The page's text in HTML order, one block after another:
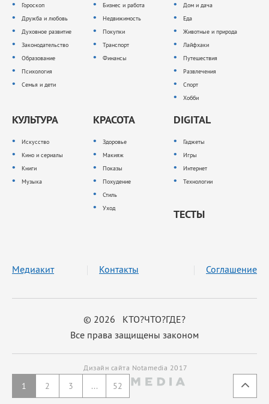
1 2 3 ... 52
Гороскоп
Дружба и любовь
Духовное развитие
Законодательство
Образование
Психология
Семья и дети
Бизнес и работа
Недвижимость
Покупки
Транспорт
Финансы
Дом и дача
Еда
Животные и природа
Лайфхаки
Путешествия
Развлечения
Спорт
Хобби
КУЛЬТУРА
Искусство
Кино и сериалы
Книги
Музыка
КРАСОТА
Здоровье
Макияж
Показы
Похудение
Стиль
Уход
DIGITAL
Гаджеты
Игры
Интернет
Технологии
ТЕСТЫ
© 2026 КТО?ЧТО?ГДЕ?
Все права защищены законом
Медиакит Контакты Соглашение
Дизайн сайта Notamedia 2017